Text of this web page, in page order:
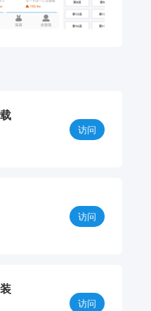
访问
访问
访问